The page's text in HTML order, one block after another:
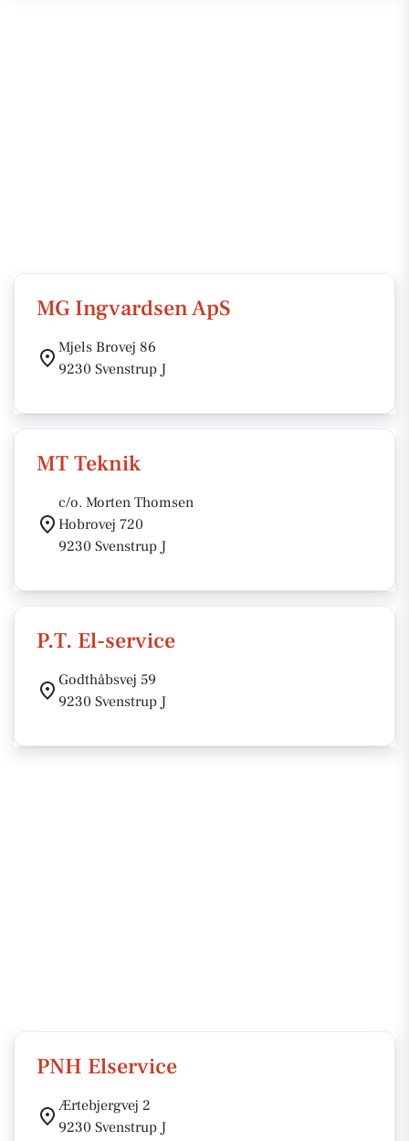
MG Ingvardsen ApS
Mjels Brovej 86
9230 Svenstrup J
MT Teknik
c/o. Morten Thomsen
Hobrovej 720
9230 Svenstrup J
P.T. El-service
Godthåbsvej 59
9230 Svenstrup J
PNH Elservice
Ærtebjergvej 2
9230 Svenstrup J